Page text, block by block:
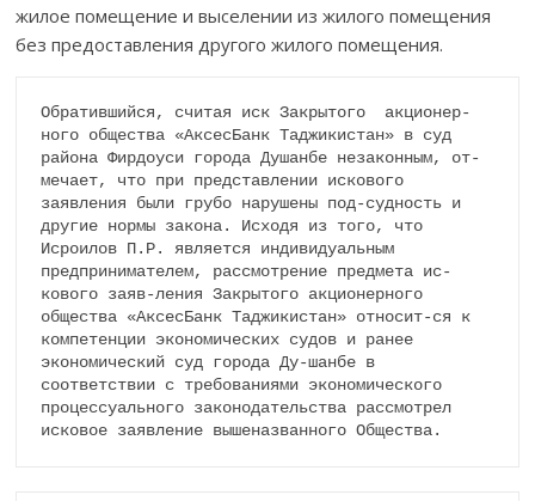
жилое помещение и выселении из жилого помещения
без предоставления другого жилого помещения.
Обратившийся, считая иск Закрытого  акционер­
ного общества «Аксес­Банк Таджикис­тан» в суд
района Фирдоуси города Душанбе неза­кон­­ным, от-
мечает, что при представлении искового
заявления были грубо на­ру­ше­ны под-судность и
другие нормы закона. Исходя из того, что
Исроилов П.Р. является индивидуальным
предпринимателем, рассмотрение предмета ис­
кового заяв-ления Закрытого акционер­ного
общества «Аксес­Банк Таджикис­тан» относит-ся к
компетенции экономических судов и ранее
экономический суд города Ду-шанбе в
соответствии с требованиями экономического
процессуального законодательства рассмотрел
исковое заявление выше­наз­ван­ного Общества.